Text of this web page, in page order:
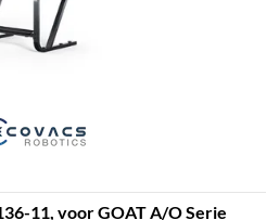
11, voor GOAT A/O Serie